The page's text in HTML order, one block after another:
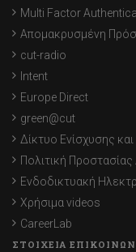
Multi Factor
Απομακρυσμένη
cut-radio
Intent
Europe Direct
green@cut
Δίκτυο Ενίσχυσης
Πολιτική
Ενδοδικτυακή
Χρήσιμα videos
CareerLab
ΣΤΟΙΧΕΙΑ